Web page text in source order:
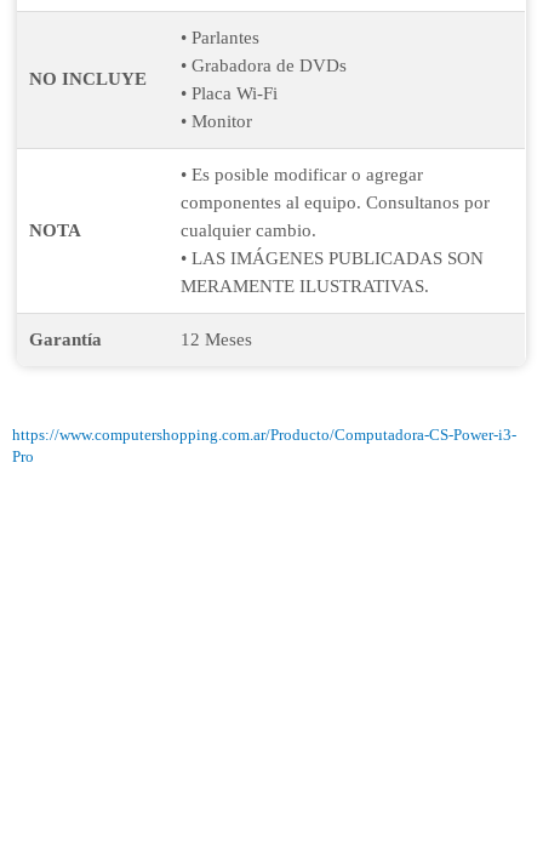
NO INCLUYE
• Parlantes
• Grabadora de DVDs
• Placa Wi-Fi
• Monitor
NOTA
• Es posible modificar o agregar
componentes al equipo. Consultanos por
cualquier cambio.
• LAS IMÁGENES PUBLICADAS SON
MERAMENTE ILUSTRATIVAS.
Garantía 12 Meses
https://www.computershopping.com.ar/Producto/Computadora-CS-Power-i3-
Pro